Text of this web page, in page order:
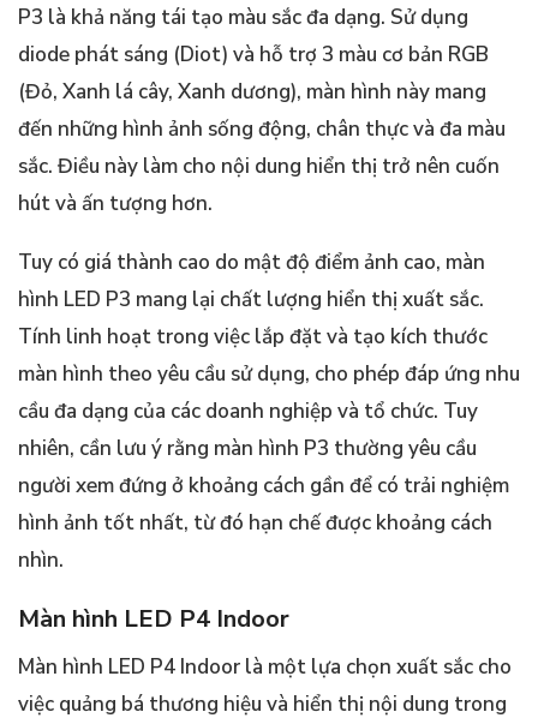
P3 là khả năng tái tạo màu sắc đa dạng. Sử dụng
diode phát sáng (Diot) và hỗ trợ 3 màu cơ bản RGB
(Đỏ, Xanh lá cây, Xanh dương), màn hình này mang
đến những hình ảnh sống động, chân thực và đa màu
sắc. Điều này làm cho nội dung hiển thị trở nên cuốn
hút và ấn tượng hơn.
Tuy có giá thành cao do mật độ điểm ảnh cao, màn
hình LED P3 mang lại chất lượng hiển thị xuất sắc.
Tính linh hoạt trong việc lắp đặt và tạo kích thước
màn hình theo yêu cầu sử dụng, cho phép đáp ứng nhu
cầu đa dạng của các doanh nghiệp và tổ chức. Tuy
nhiên, cần lưu ý rằng màn hình P3 thường yêu cầu
người xem đứng ở khoảng cách gần để có trải nghiệm
hình ảnh tốt nhất, từ đó hạn chế được khoảng cách
nhìn.
Màn hình LED P4 Indoor
Màn hình LED P4 Indoor là một lựa chọn xuất sắc cho
việc quảng bá thương hiệu và hiển thị nội dung trong